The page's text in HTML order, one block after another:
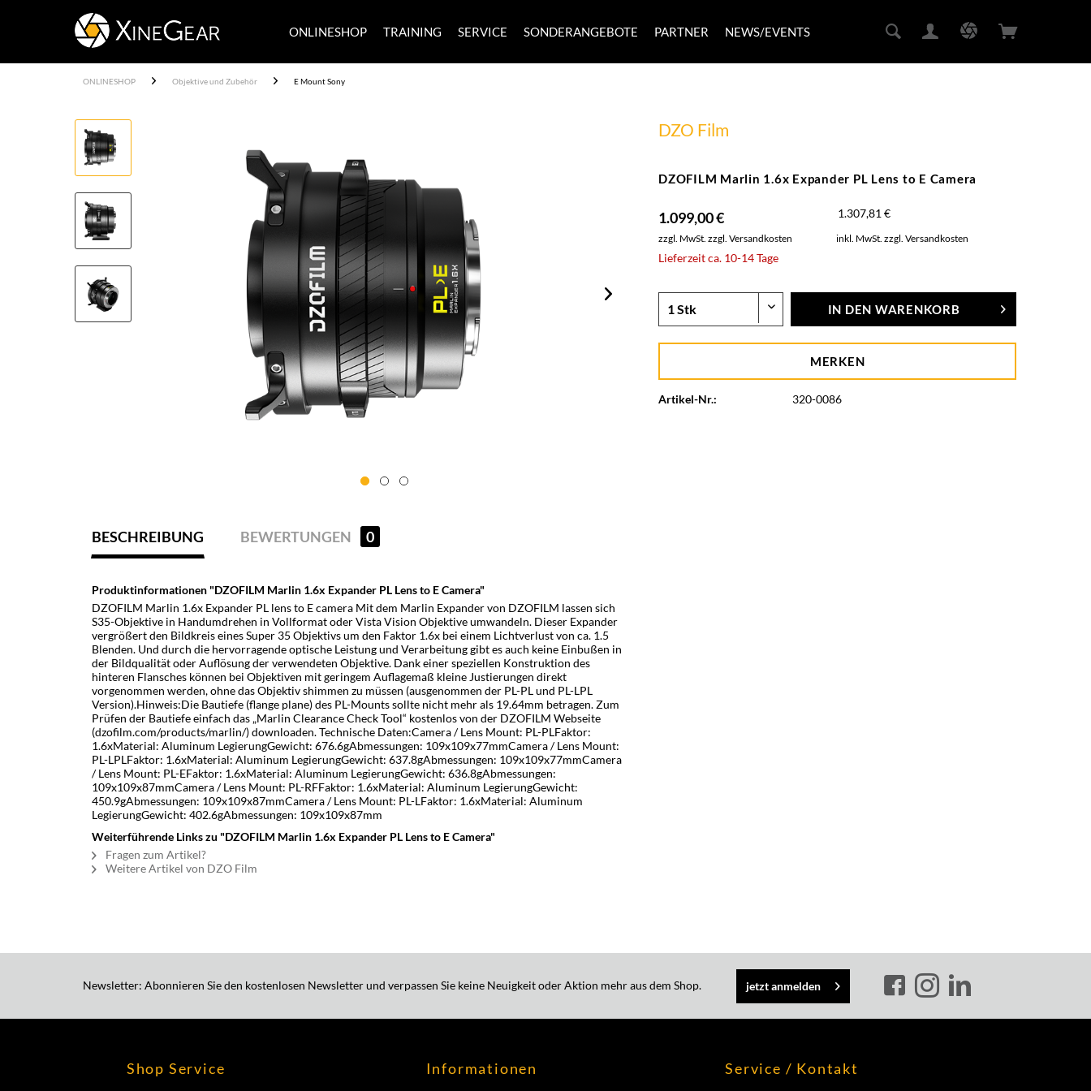
ONLINESHOP TRAINING SERVICE SONDERANGEBOTE PARTNER NEWS/EVENTS
ONLINESHOP Objektive und Zubehör E Mount Sony
DZO Film
DZOFILM Marlin 1.6x Expander PL Lens to E Camera
1.099,00 € 1.307,81 €
zzgl. MwSt.zzgl. Versandkosten inkl. MwSt.zzgl. Versandkosten
Lieferzeit ca. 10-14 Tage
IN DEN WARENKORB
MERKEN
Artikel-Nr.: 320-0086
BESCHREIBUNG BEWERTUNGEN 0
Produktinformationen "DZOFILM Marlin 1.6x Expander PL Lens to E Camera"
DZOFILM Marlin 1.6x Expander PL lens to E camera Mit dem Marlin Expander von DZOFILM lassen sich
S35-Objektive in Handumdrehen in Vollformat oder Vista Vision Objektive umwandeln. Dieser Expander
vergrößert den Bildkreis eines Super 35 Objektivs um den Faktor 1.6x bei einem Lichtverlust von ca. 1.5
Blenden. Und durch die hervorragende optische Leistung und Verarbeitung gibt es auch keine Einbußen in
der Bildqualität oder Auflösung der verwendeten Objektive. Dank einer speziellen Konstruktion des
hinteren Flansches können bei Objektiven mit geringem Auflagemaß kleine Justierungen direkt
vorgenommen werden, ohne das Objektiv shimmen zu müssen (ausgenommen der PL-PL und PL-LPL
Version).Hinweis:Die Bautiefe (flange plane) des PL-Mounts sollte nicht mehr als 19.64mm betragen. Zum
Prüfen der Bautiefe einfach das „Marlin Clearance Check Tool“ kostenlos von der DZOFILM Webseite
(dzofilm.com/products/marlin/) downloaden. Technische Daten:Camera / Lens Mount: PL-PLFaktor:
1.6xMaterial: Aluminum LegierungGewicht: 676.6gAbmessungen: 109x109x77mmCamera / Lens Mount:
PL-LPLFaktor: 1.6xMaterial: Aluminum LegierungGewicht: 637.8gAbmessungen: 109x109x77mmCamera
/ Lens Mount: PL-EFaktor: 1.6xMaterial: Aluminum LegierungGewicht: 636.8gAbmessungen:
109x109x87mmCamera / Lens Mount: PL-RFFaktor: 1.6xMaterial: Aluminum LegierungGewicht:
450.9gAbmessungen: 109x109x87mmCamera / Lens Mount: PL-LFaktor: 1.6xMaterial: Aluminum
LegierungGewicht: 402.6gAbmessungen: 109x109x87mm
Weiterführende Links zu "DZOFILM Marlin 1.6x Expander PL Lens to E Camera"
Fragen zum Artikel?
Weitere Artikel von DZO Film
Newsletter: Abonnieren Sie den kostenlosen Newsletter und verpassen Sie keine Neuigkeit oder Aktion mehr aus dem Shop. jetzt anmelden
Shop Service Informationen Service / Kontakt